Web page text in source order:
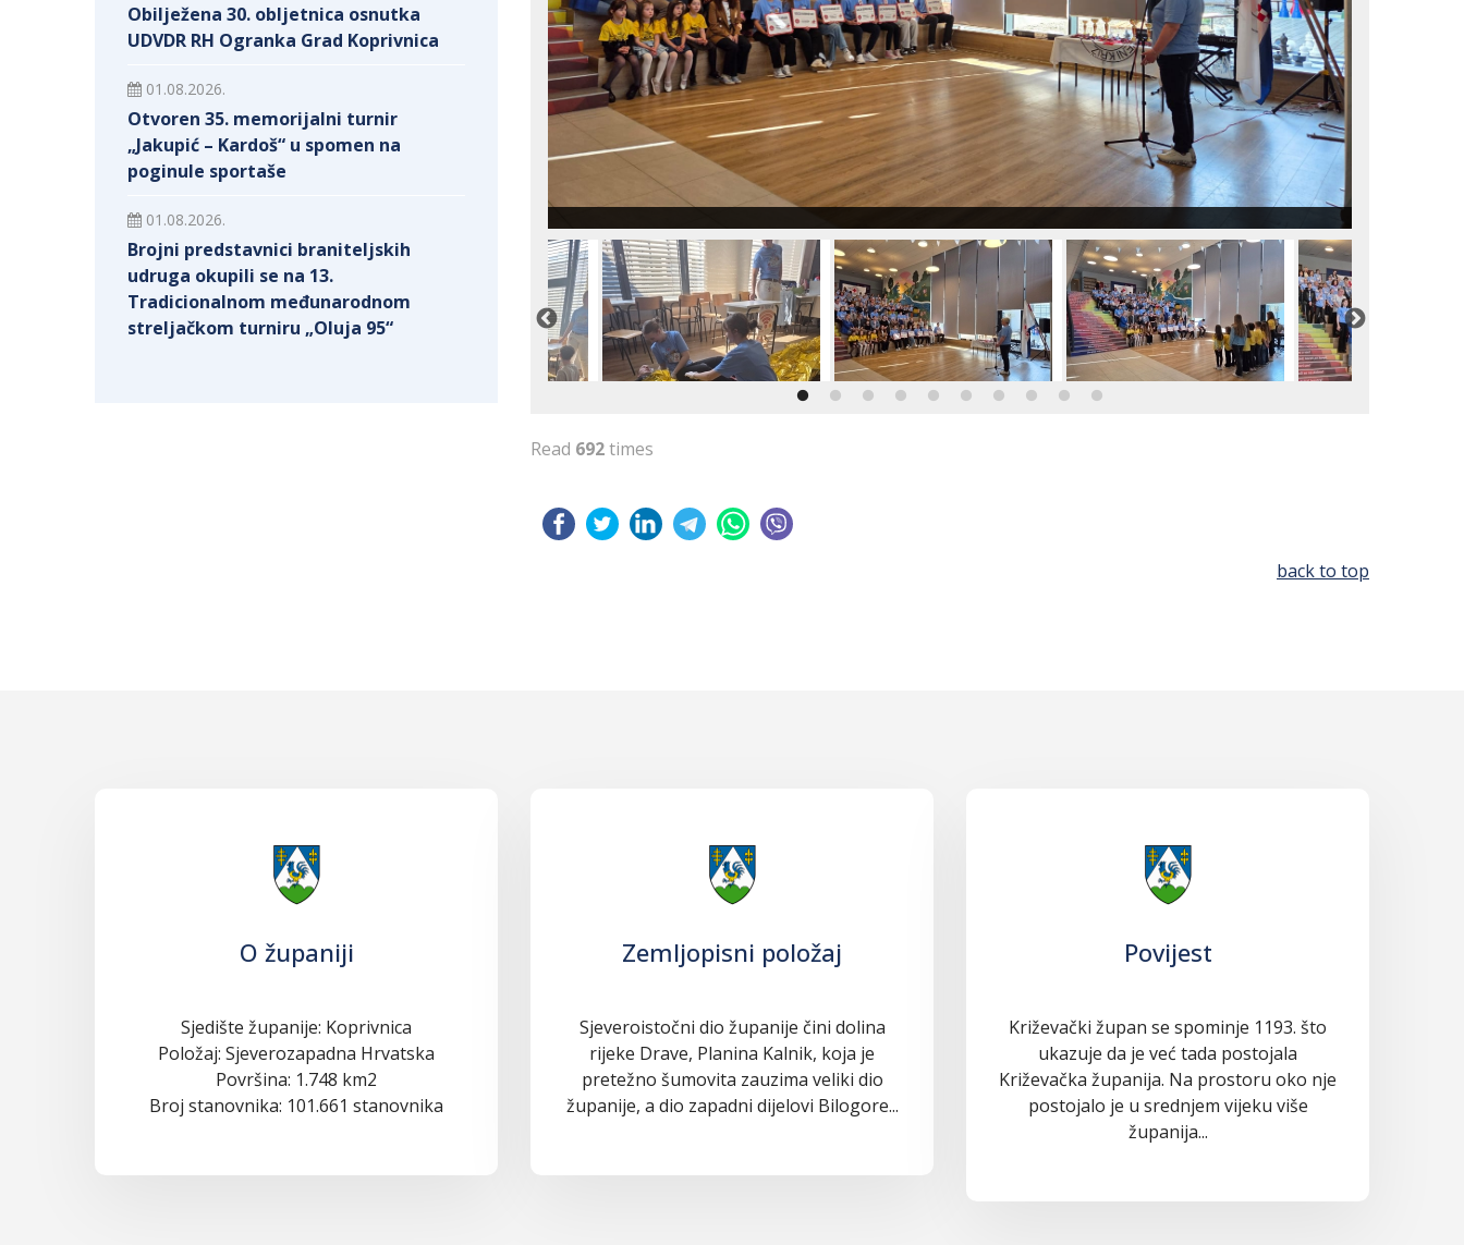
Obilježena 30. obljetnica osnutka
UDVDR RH Ogranka Grad Koprivnica
01.08.2026.
Otvoren 35. memorijalni turnir
„Jakupić – Kardoš“ u spomen na
poginule sportaše
01.08.2026.
Brojni predstavnici braniteljskih
udruga okupili se na 13.
Tradicionalnom međunarodnom
streljačkom turniru „Oluja 95“
Read 692times
back to top
O županiji
Sjedište županije: Koprivnica
Položaj: Sjeverozapadna Hrvatska
Površina: 1.748 km2
Broj stanovnika: 101.661 stanovnika
Zemljopisni položaj
Sjeveroistočni dio županije čini dolina
rijeke Drave, Planina Kalnik, koja je
pretežno šumovita zauzima veliki dio
županije, a dio zapadni dijelovi Bilogore...
Povijest
Križevački župan se spominje 1193. što
ukazuje da je već tada postojala
Križevačka županija. Na prostoru oko nje
postojalo je u srednjem vijeku više
županija...